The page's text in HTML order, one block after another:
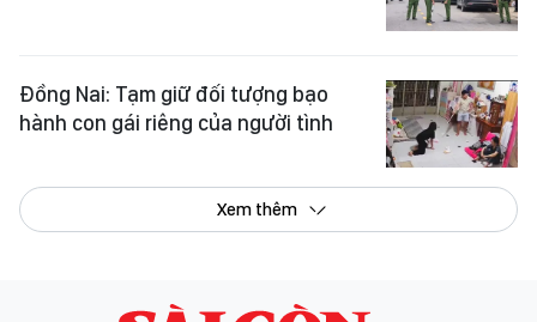
Đồng Nai: Tạm giữ đối tượng bạo
hành con gái riêng của người tình
Xem thêm